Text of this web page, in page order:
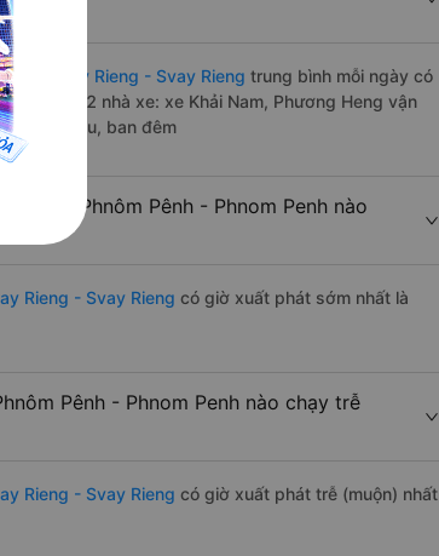
Svay Rieng - Svay Rieng trung bình mỗi ngày có
bởi 2 nhà xe: xe Khải Nam, Phương Heng vận
buổi chiều, ban đêm
từ Phnôm Pênh - Phnom Penh nào
Rieng - Svay Rieng có giờ xuất phát sớm nhất là
Pênh - Phnom Penh nào chạy trễ
Rieng - Svay Rieng có giờ xuất phát trễ (muộn) nhất